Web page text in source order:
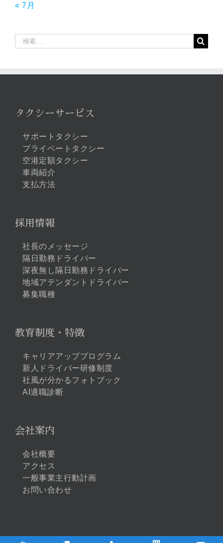
« 7月
索
タクシーサービス
サポートタクシー
プライベートタクシー
空港定額タクシー
車両紹介
支払方法
採用情報
社長のメッセージ
隔日勤務ドライバー
深夜無し隔日勤務ドライバー
地域アテンダントドライバー
募集職種
教育制度・特徴
キャリアアッププログラム
新人ドライバー研修制度
社風が分かるフォトブック
AI適職診断
会社案内
会社概要
アクセス
一般事業主行動計画
お問い合わせ